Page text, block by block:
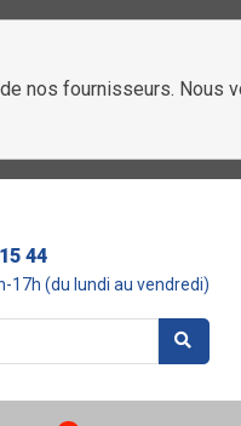
nos fournisseurs. Nous
44
17h (du lundi au vendredi)